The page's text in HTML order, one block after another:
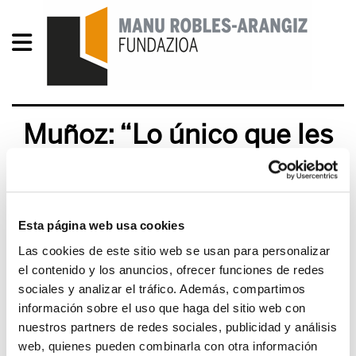
Esta página web usa cookies
Las cookies de este sitio web se usan para personalizar
el contenido y los anuncios, ofrecer funciones de redes
sociales y analizar el tráfico. Además, compartimos
información sobre el uso que haga del sitio web con
nuestros partners de redes sociales, publicidad y análisis
web, quienes pueden combinarla con otra información
Muñoz: “Lo único que les
puede preocupar es que la
gente salga a la calle”
2012/09/19
El secretario general de ELA, Adolfo Muñoz “Txiki”,
ha participado esta mañana en el programa
Buolverda de Radio Euskadi. Muñoz ha defendido
la necesidad de la movilización para hacer frente